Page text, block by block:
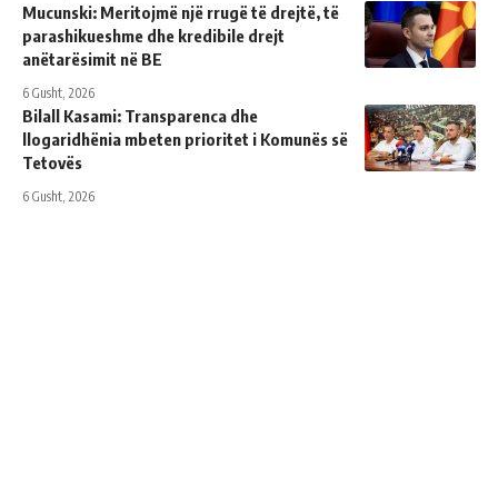
Mucunski: Meritojmë një rrugë të drejtë, të
parashikueshme dhe kredibile drejt
anëtarësimit në BE
6 Gusht, 2026
Bilall Kasami: Transparenca dhe
llogaridhënia mbeten prioritet i Komunës së
Tetovës
6 Gusht, 2026